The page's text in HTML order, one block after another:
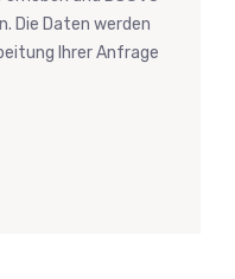
Die Daten werden
Ihrer Anfrage